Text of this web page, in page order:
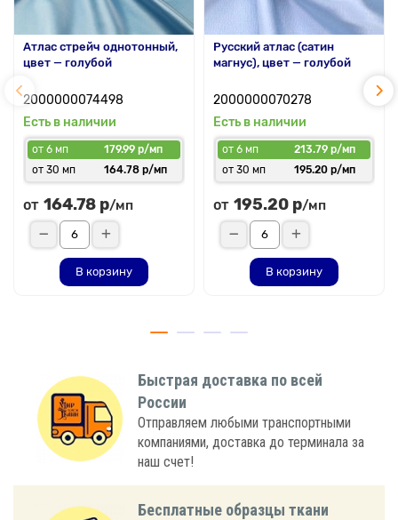
Атлас стрейч однотонный,
цвет — голубой
2000000074498
Есть в наличии
от 6 мп
179.99 р/мп
от 30 мп
164.78 р/мп
от 164.78 р/мп
В корзину
Русский атлас (сатин
магнус), цвет — голубой
2000000070278
Есть в наличии
от 6 мп
213.79 р/мп
от 30 мп
195.20 р/мп
от 195.20 р/мп
В корзину
Быстрая доставка по всей
России
Отправляем любыми транспортными
компаниями, доставка до терминала за
наш счет!
Бесплатные образцы ткани